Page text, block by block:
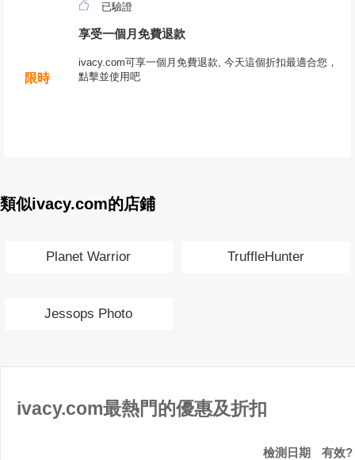
限時
已驗證
享受一個月免費退款
ivacy.com可享一個月免費退款, 今天這個折扣最適合您，
點擊並使用吧
類似ivacy.com的店鋪
Planet Warrior TruffleHunter
Jessops Photo
ivacy.com最熱門的優惠及折扣
檢測日期 有效?